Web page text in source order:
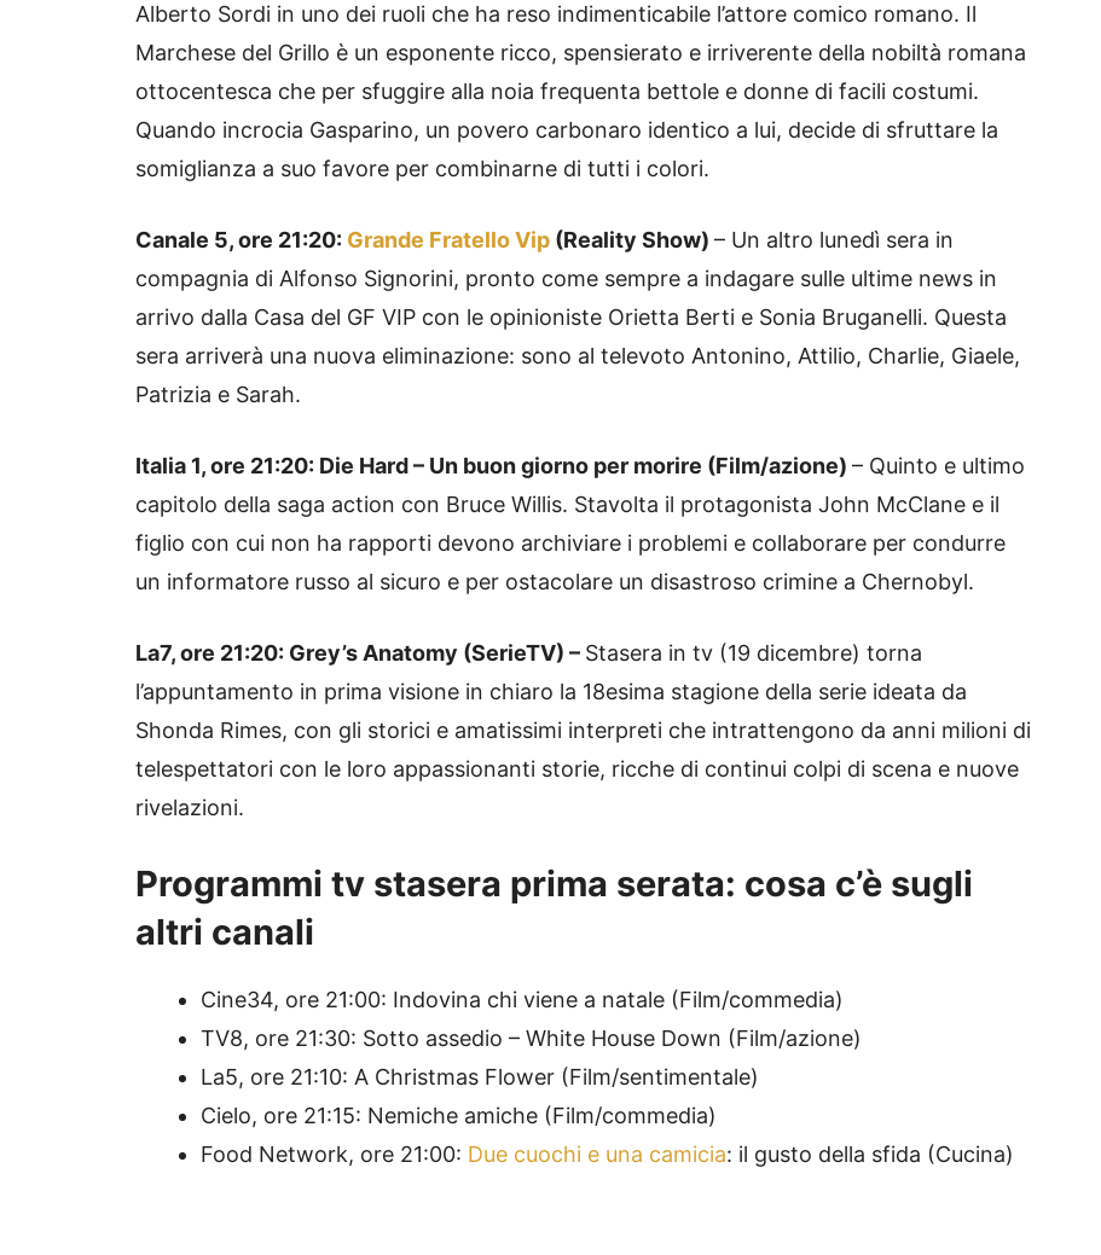
Alberto Sordi in uno dei ruoli che ha reso indimenticabile l’attore comico romano. Il
Marchese del Grillo è un esponente ricco, spensierato e irriverente della nobiltà romana
ottocentesca che per sfuggire alla noia frequenta bettole e donne di facili costumi.
Quando incrocia Gasparino, un povero carbonaro identico a lui, decide di sfruttare la
somiglianza a suo favore per combinarne di tutti i colori.
Canale 5, ore 21:20: Grande Fratello Vip (Reality Show) – Un altro lunedì sera in
compagnia di Alfonso Signorini, pronto come sempre a indagare sulle ultime news in
arrivo dalla Casa del GF VIP con le opinioniste Orietta Berti e Sonia Bruganelli. Questa
sera arriverà una nuova eliminazione: sono al televoto Antonino, Attilio, Charlie, Giaele,
Patrizia e Sarah.
Italia 1, ore 21:20: Die Hard – Un buon giorno per morire (Film/azione) – Quinto e ultimo
capitolo della saga action con Bruce Willis. Stavolta il protagonista John McClane e il
figlio con cui non ha rapporti devono archiviare i problemi e collaborare per condurre
un informatore russo al sicuro e per ostacolare un disastroso crimine a Chernobyl.
La7, ore 21:20: Grey’s Anatomy (SerieTV) – Stasera in tv (19 dicembre) torna
l’appuntamento in prima visione in chiaro la 18esima stagione della serie ideata da
Shonda Rimes, con gli storici e amatissimi interpreti che intrattengono da anni milioni di
telespettatori con le loro appassionanti storie, ricche di continui colpi di scena e nuove
rivelazioni.
Programmi tv stasera prima serata: cosa c’è sugli
altri canali
Cine34, ore 21:00: Indovina chi viene a natale (Film/commedia)
TV8, ore 21:30: Sotto assedio – White House Down (Film/azione)
La5, ore 21:10: A Christmas Flower (Film/sentimentale)
Cielo, ore 21:15: Nemiche amiche (Film/commedia)
Food Network, ore 21:00: Due cuochi e una camicia: il gusto della sfida (Cucina)